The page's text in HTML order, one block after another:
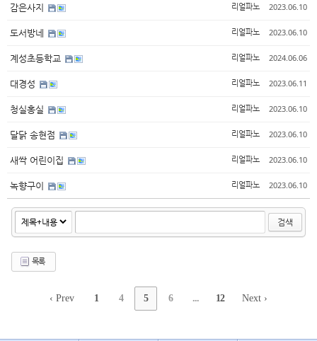
감은사지 리얼파노 2023.06.10
도서방네 리얼파노 2023.06.10
계성초등학교 리얼파노 2024.06.06
대경성 리얼파노 2023.06.11
청실홍실 리얼파노 2023.06.10
달닭 송현점 리얼파노 2023.06.10
새싹 어린이집 리얼파노 2023.06.10
녹향구이 리얼파노 2023.06.10
검색
목록
‹ Prev 1 4 5 6 ... 12 Next ›